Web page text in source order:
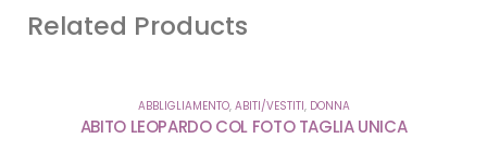
Related Products
ABBLIGLIAMENTO, ABITI/VESTITI, DONNA
ABITO LEOPARDO COL FOTO TAGLIA UNICA